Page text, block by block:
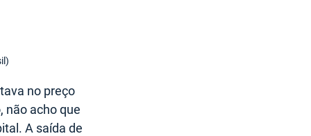
no preço
não acho que
A saída de